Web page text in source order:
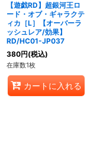
【遊戯RD】超銀河王ロ
ード・オブ・ギャラクテ
ィカ［L］【オーバーラ
ッシュレア/効果】
RD/HC01-JP037
380円(税込)
在庫数1枚
カートに入れる